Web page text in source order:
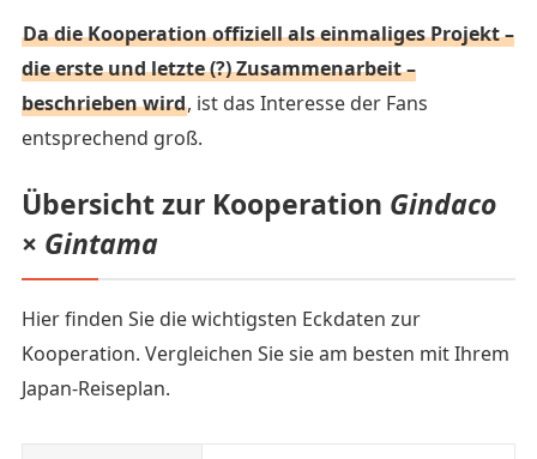
Da die Kooperation offiziell als einmaliges Projekt –
die erste und letzte (?) Zusammenarbeit –
beschrieben wird, ist das Interesse der Fans
entsprechend groß.
Übersicht zur Kooperation Gindaco
× Gintama
Hier finden Sie die wichtigsten Eckdaten zur
Kooperation. Vergleichen Sie sie am besten mit Ihrem
Japan-Reiseplan.